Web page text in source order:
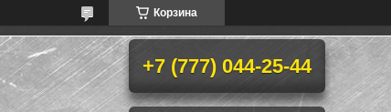
Корзина
+7 (777) 044-25-44